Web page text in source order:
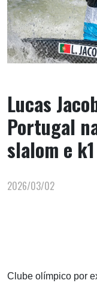
Lucas
Portugal
slalom e
2026/03/02
Clube olímpico por